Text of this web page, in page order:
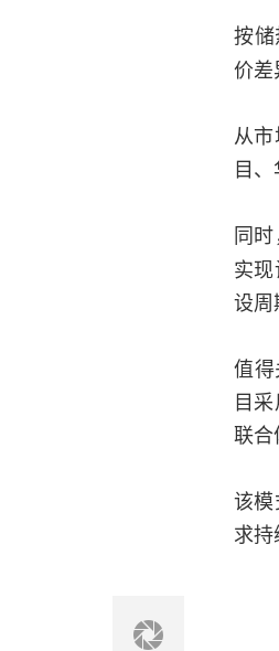
按储
价差
从
目
同时
实
设周
值
目
联合
该
求